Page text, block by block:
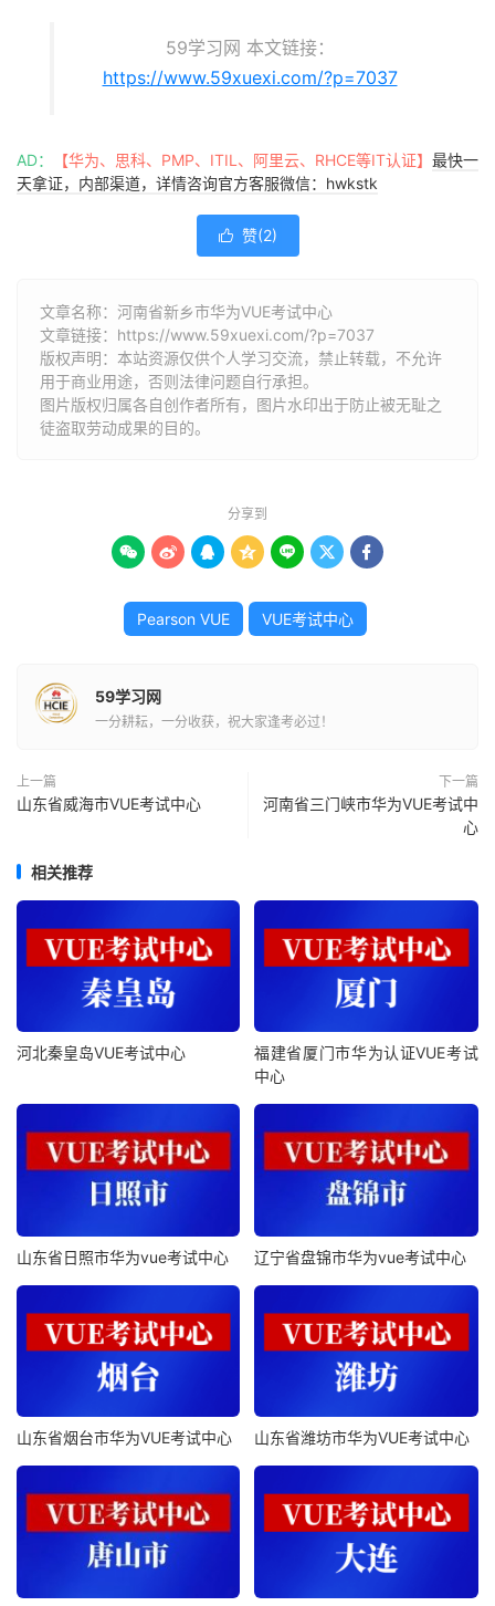
59学习网 本文链接：
https://www.59xuexi.com/?p=7037
AD： 【华为、思科、PMP、ITIL、阿里云、RHCE等IT认证】 最快一
天拿证，内部渠道，详情咨询官方客服微信：hwkstk
 赞(2)
文章名称：河南省新乡市华为VUE考试中心
文章链接： https://www.59xuexi.com/?p=7037
版权声明：本站资源仅供个人学习交流，禁止转载，不允许
用于商业用途，否则法律问题自行承担。
图片版权归属各自创作者所有，图片水印出于防止被无耻之
徒盗取劳动成果的目的。
分享到
      
Pearson VUE VUE考试中心
59学习网
一分耕耘，一分收获，祝大家逢考必过！
上一篇
山东省威海市VUE考试中心
下一篇
河南省三门峡市华为VUE考试中
心
相关推荐
河北秦皇岛VUE考试中心
福建省厦门市华为认证VUE考试
中心
山东省日照市华为vue考试中心 辽宁省盘锦市华为vue考试中心
山东省烟台市华为VUE考试中心 山东省潍坊市华为VUE考试中心